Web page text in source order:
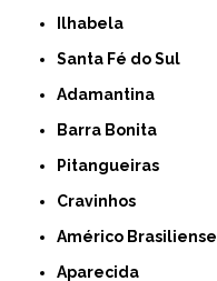
Ilhabela
Santa Fé do Sul
Adamantina
Barra Bonita
Pitangueiras
Cravinhos
Américo Brasiliense
Aparecida